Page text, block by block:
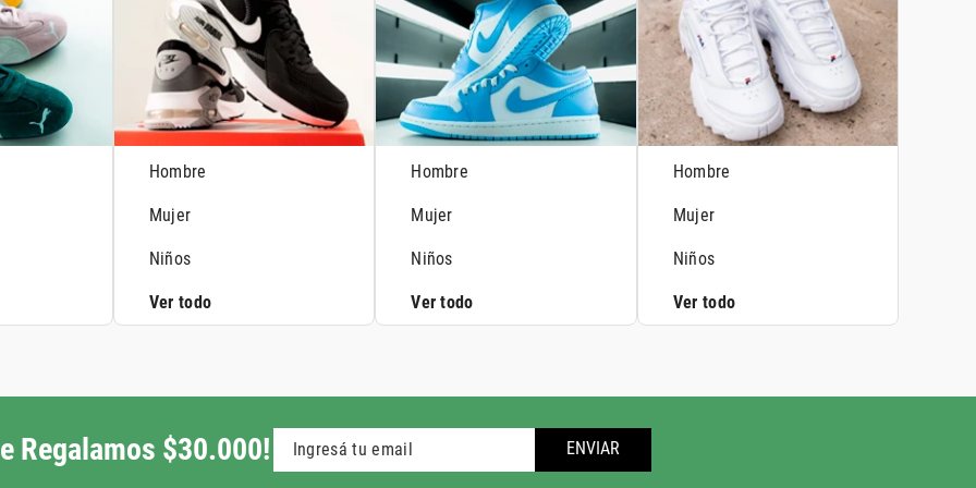
Hombre
Mujer
Niños
Ver todo
Hombre
Mujer
Niños
Ver todo
Hombre
Mujer
Niños
Ver todo
Regalamos $30.000! ENVIAR